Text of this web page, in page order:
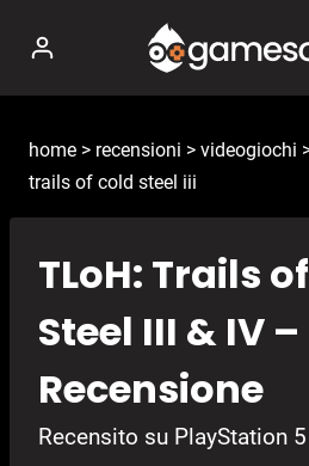
contenuto
home > recensioni > videogiochi
trails of cold steel iii
TLoH: Trails
Steel III & IV –
Recensione
Recensito su PlayStation 5